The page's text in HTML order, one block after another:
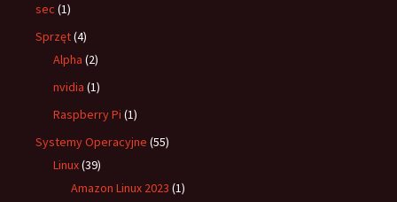
sec (1)
Sprzęt(4)
Alpha (2)
nvidia (1)
Raspberry Pi (1)
Systemy Operacyjne (55)
Linux(39)
Amazon Linux 2023 (1)